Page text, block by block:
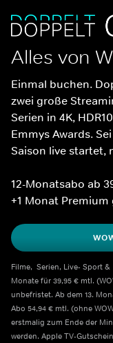
Alles von
Einmal buchen.
zwei große
Serien in 4K,
Emmys Awards.
Saison live startet,
12-Monatsabo ab
+1 Monat Premium
Filme,  Serien, Live- Sport
Monate für 39,95 € mtl.
unbefristet. Ab dem 13.
Abo 54,94 € mtl. (ohne
erstmalig zum Ende der
werden. Apple TV-